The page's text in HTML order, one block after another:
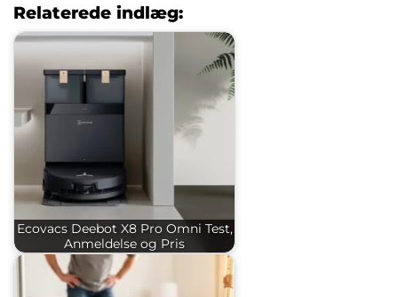
Relaterede indlæg:
Ecovacs Deebot X8 Pro Omni Test,
Anmeldelse og Pris